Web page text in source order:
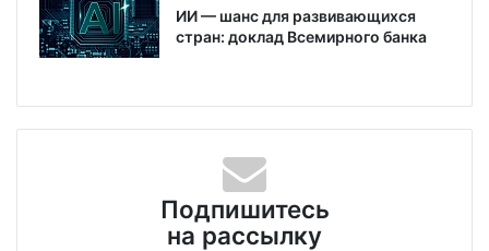
ИИ — шанс для развивающихся
стран: доклад Всемирного банка
Подпишитесь
на рассылку